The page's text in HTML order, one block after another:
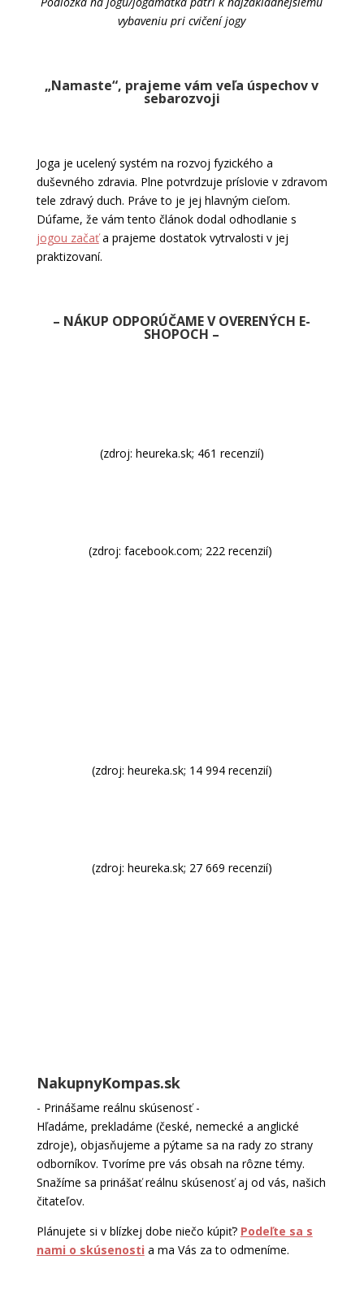
vybaveniu pri cvičení jogy
„Namaste“, prajeme vám veľa úspechov v
sebarozvoji
Joga je ucelený systém na rozvoj fyzického a
duševného zdravia. Plne potvrdzuje príslovie v zdravom
tele zdravý duch. Práve to je jej hlavným cieľom.
Dúfame, že vám tento článok dodal odhodlanie s
jogou začaťa prajeme dostatok vytrvalosti v jej
praktizovaní.
– NÁKUP ODPORÚČAME V OVERENÝCH E-
SHOPOCH –
(zdroj: heureka.sk; 461 recenzií)
(zdroj: facebook.com; 222 recenzií)
(zdroj: heureka.sk; 14 994 recenzií)
(zdroj: heureka.sk; 27 669 recenzií)
NakupnyKompas.sk
- Prinášame reálnu skúsenosť -
Hľadáme, prekladáme (české, nemecké a anglické
zdroje), objasňujeme a pýtame sa na rady zo strany
odborníkov. Tvoríme pre vás obsah na rôzne témy.
Snažíme sa prinášať reálnu skúsenosť aj od vás, našich
čitateľov.
Plánujete si v blízkej dobe niečo kúpiť? Podeľte sa s
nami o skúsenosti a ma Vás za to odmeníme.